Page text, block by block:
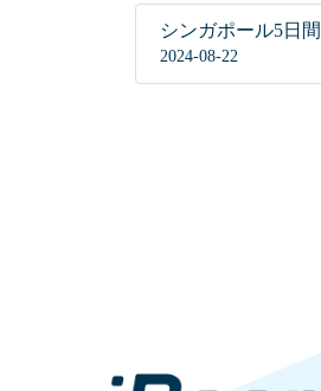
シンガポール5日
2024-08-22